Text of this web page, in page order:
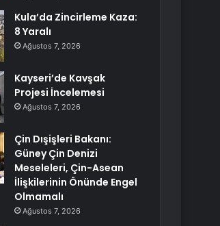
Kula’da Zincirleme Kaza:
8 Yaralı
Ağustos 7, 2026
Kayseri’de Kavşak
Projesi İncelemesi
Ağustos 7, 2026
Çin Dışişleri Bakanı:
Güney Çin Denizi
Meseleleri, Çin-Asean
İlişkilerinin Önünde Engel
Olmamalı
Ağustos 7, 2026